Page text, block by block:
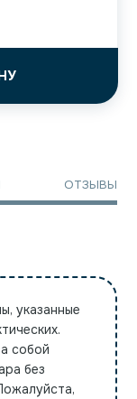
ОТЗЫВЫ
указанные
собой
без